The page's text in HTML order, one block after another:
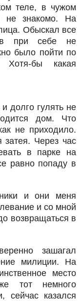
теле, в чужом
не знакомо. На
Обыскал все
при себе не
было пойти по
бы какая
долго гулять не
дом. Что
не приходило.
затея. Через час
в парке на
равно попаду в
и они меня
и со мной
возвращаться в
зашагал
милиции. На
место
тот немного
сейчас казался